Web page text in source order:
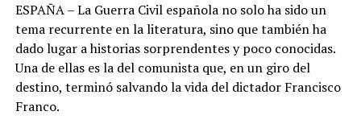
ESPAÑA – La Guerra Civil española no solo ha sido un
tema recurrente en la literatura, sino que también ha
dado lugar a historias sorprendentes y poco conocidas.
Una de ellas es la del comunista que, en un giro del
destino, terminó salvando la vida del dictador Francisco
Franco.